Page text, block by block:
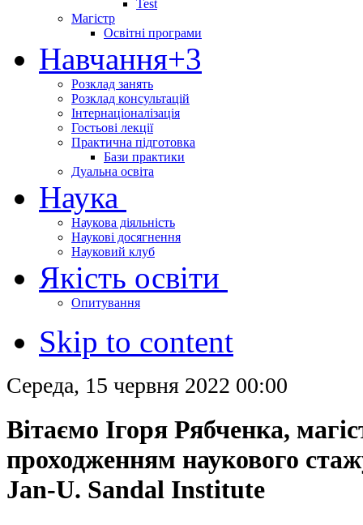
Test
Магістр
Освітні програми
Навчання+3
Розклад занять
Розклад консультацій
Інтернаціоналізація
Гостьові лекції
Практична підготовка
Бази практики
Дуальна освіта
Наука
Наукова діяльність
Наукові досягнення
Науковий клуб
Якість освіти
Опитування
Skip to content
Середа, 15 червня 2022 00:00
Вітаємо Ігоря Рябченка,
проходженням наукового
Jan-U. Sandal Institute